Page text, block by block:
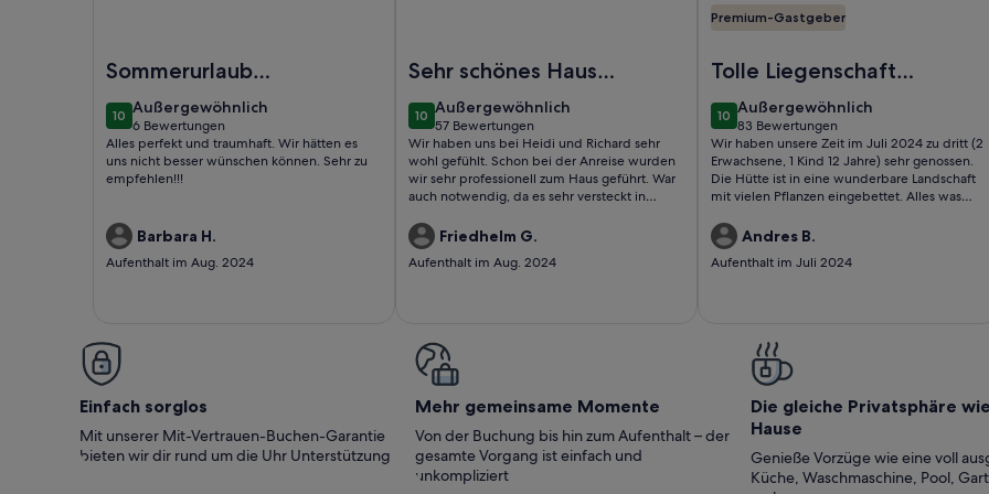
Sommerurlaub
Kreta
1010 von 10
Außergewöhnlich
außergewöhnlich
6 Bewertungen
(6
bewertungen)
Alles perfekt und traumhaft. Wir hätten es
uns nicht besser wünschen können. Sehr zu
empfehlen!!!
Barbara H.
Aufenthalt im Aug. 2024
Sehr schönes Haus
mitten in den
Olivenhainen
1010 von 10
Außergewöhnlich
außergewöhnlich
57 Bewertungen
(57
bewertungen)
Wir haben uns bei Heidi und Richard sehr
wohl gefühlt. Schon bei der Anreise wurden
wir sehr professionell zum Haus geführt. War
auch notwendig, da es sehr versteckt in
Haus ist ein Traum. Hier morgens mit
direktem Blick Richtung Meer aufzuwachen
macht Lust auf Kreta. Die Schlafzimmer sind
Heidi und Richard den Kühlschrank mit dem
Notwendigsten schon befüllt. So konnten wir
uns Zeit mit dem Einkaufen lassen. Wir haben
uns dort sehr wohl gefühlt. Liebe Grüße aus
Friedhelm G.
Aufenthalt im Aug. 2024
Premium-Gastgeber
Tolle Liegenschaft
auf Familien-
Grundstück
1010 von 10
Außergewöhnlich
außergewöhnlich
83 Bewertungen
(83
bewertungen)
Wir haben unsere Zeit im Juli 2024 zu dritt (2
Erwachsene, 1 Kind 12 Jahre) sehr genossen.
Die Hütte ist in eine wunderbare Landschaft
mit vielen Pflanzen eingebettet. Alles was
Verfügung. Der Gastgeber verwöhnte uns
mehrmals mit vielen leckeren lokalen
Lebensmitteln. Er steht ausserdem jederzeit
Andres B.
Aufenthalt im Juli 2024
Einfach sorglos
Mit unserer Mit-Vertrauen-Buchen-Garantie
bieten wir dir rund um die Uhr Unterstützung
Mehr gemeinsame Momente
Von der Buchung bis hin zum Aufenthalt – der
gesamte Vorgang ist einfach und
unkompliziert
Die gleiche Privatsphäre
Hause
Genieße Vorzüge wie eine voll
Küche, Waschmaschine, Pool,